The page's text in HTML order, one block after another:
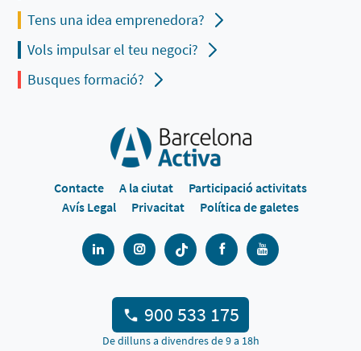
Tens una idea emprenedora?
Vols impulsar el teu negoci?
Busques formació?
Contacte A la ciutat
Participació activitats
Avís Legal
Privacitat Política de galetes
900 533 175
De dilluns a divendres de 9 a 18h